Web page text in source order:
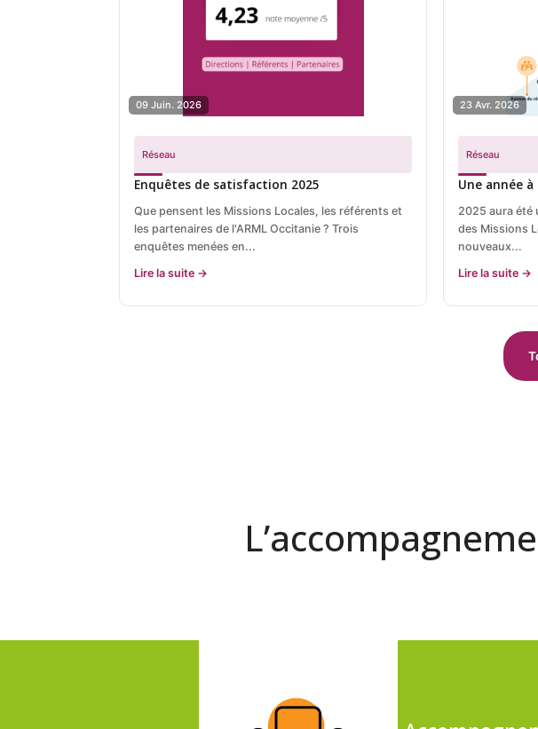
09 Juin. 2026
Réseau
Enquêtes de satisfaction 2025
Que pensent les Missions Locales, les référents et
les partenaires de l'ARML Occitanie ? Trois
enquêtes menées en...
Lire la suite →
23 Avr. 2026
Réseau
Une année à
2025 aura été
des Missions
nouveaux...
Lire la suite →